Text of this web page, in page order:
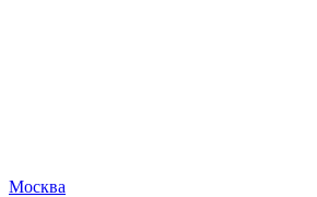
Москва